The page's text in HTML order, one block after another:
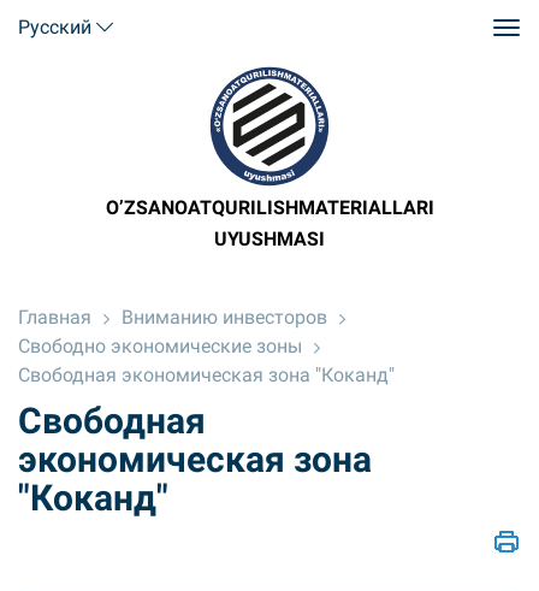
Русский
O’ZSANOATQURILISHMATERIALLARI
UYUSHMASI
Главная
Вниманию инвесторов
Свободно экономические зоны
Свободная экономическая зона "Коканд"
Свободная
экономическая зона
"Коканд"